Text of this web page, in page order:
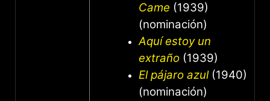
Came (1939)
(nominación)
Aquí estoy un
extraño (1939)
El pájaro azul(1940)
(nominación)